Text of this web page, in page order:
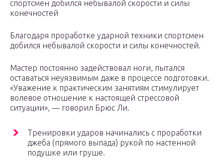
спортсмен добился небывалой скорости и силы
конечностей
Благодаря проработке ударной техники спортсмен
добился небывалой скорости и силы конечностей.
Мастер постоянно задействовал ноги, пытался
оставаться неуязвимым даже в процессе подготовки.
«Уважение к практическим занятиям стимулирует
волевое отношение к настоящей стрессовой
ситуации», — говорил Брюс Ли.
Тренировки ударов начинались с проработки
джеба (прямого выпада) рукой по настенной
подушке или груше.